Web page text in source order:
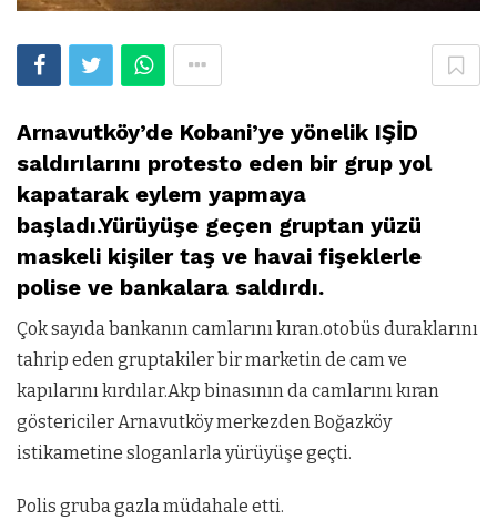
Arnavutköy’de Kobani’ye yönelik IŞİD
saldırılarını protesto eden bir grup yol
kapatarak eylem yapmaya
başladı.Yürüyüşe geçen gruptan yüzü
maskeli kişiler taş ve havai fişeklerle
polise ve bankalara saldırdı.
Çok sayıda bankanın camlarını kıran.otobüs duraklarını
tahrip eden gruptakiler bir marketin de cam ve
kapılarını kırdılar.Akp binasının da camlarını kıran
göstericiler Arnavutköy merkezden Boğazköy
istikametine sloganlarla yürüyüşe geçti.
Polis gruba gazla müdahale etti.